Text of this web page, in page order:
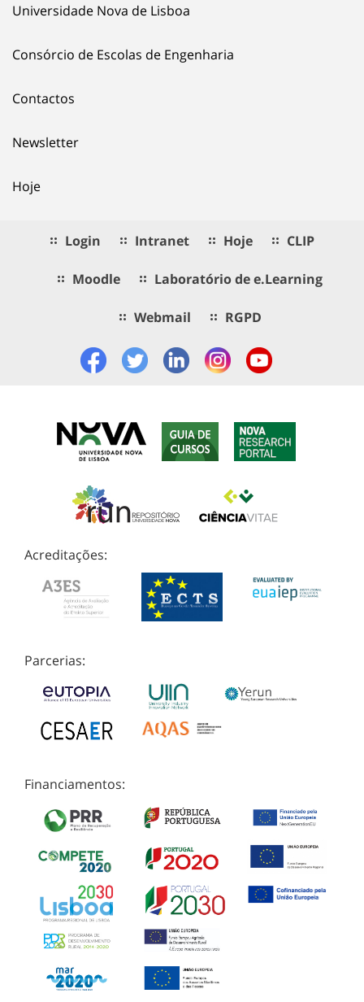
Universidade Nova de Lisboa
Consórcio de Escolas de Engenharia
Contactos
Newsletter
Hoje
Login Intranet Hoje CLIP
Moodle Laboratório de e.Learning
Webmail RGPD
Acreditações:
Parcerias:
Financiamentos: